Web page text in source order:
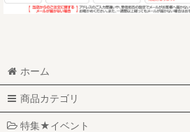
ホーム
商品カテゴリ
特集★イベント